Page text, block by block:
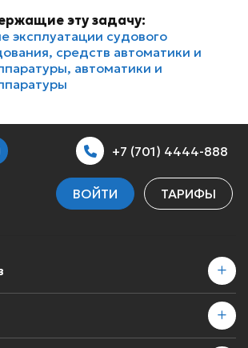
эту задачу:
эксплуатации судового
средств автоматики и
автоматики и
+7 (701) 4444-888
ВОЙТИ ТАРИФЫ